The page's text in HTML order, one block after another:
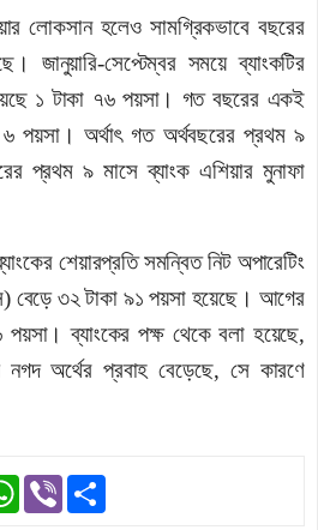
লোকসান হলেও সামগ্রিকভাবে বছরের
জানুয়ারি-সেপ্টেম্বর সময়ে ব্যাংকটির
১ টাকা ৭৬ পয়সা। গত বছরের একই
পয়সা। অর্থাৎ গত অর্থবছরের প্রথম ৯
প্রথম ৯ মাসে ব্যাংক এশিয়ার মুনাফা
শেয়ারপ্রতি সমন্বিত নিট অপারেটিং
৩২ টাকা ৯১ পয়সা হয়েছে। আগের
ব্যাংকের পক্ষ থেকে বলা হয়েছে,
অর্থের প্রবাহ বেড়েছে, সে কারণে
WhatsApp
Viber